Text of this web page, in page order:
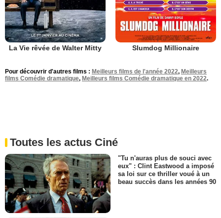
La Vie rêvée de Walter Mitty Slumdog Millionaire
Pour découvrir d'autres films : Meilleurs films de l'année 2022, Meilleurs
films Comédie dramatique, Meilleurs films Comédie dramatique en 2022.
Toutes les actus Ciné
"Tu n'auras plus de souci avec
eux" : Clint Eastwood a imposé
sa loi sur ce thriller voué à un
beau succès dans les années 90